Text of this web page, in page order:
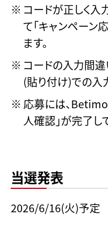
コードが正しく入
て「キャンペーン
ます。
コードの入力間違
(貼り付け)での入
応募には、Betimo
人確認」が完了し
当選発表
2026/6/16(火)予定